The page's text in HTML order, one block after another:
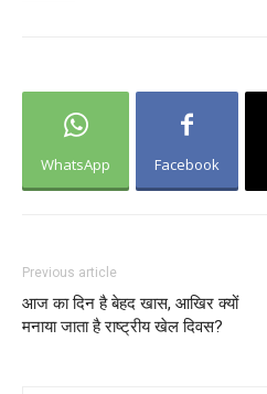
WhatsApp Facebook
Previous article
आज का दिन है बेहद खास, आखिर क्यों
मनाया जाता है राष्ट्रीय खेल दिवस?